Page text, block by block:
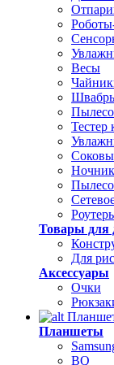
Весы
Тестер
Товары для
Для
Аксессуары
Очки
Планшеты
BQ